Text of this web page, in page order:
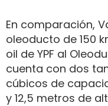
En comparación,
oleoducto de 150
oil de YPF al
cuenta con dos
cúbicos de
y 12,5 metros de